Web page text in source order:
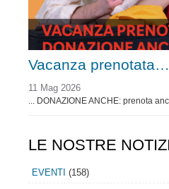
Vacanza prenotata…
11 Mag 2026
... DONAZIONE ANCHE: prenota
LE NOSTRE
EVENTI (158)